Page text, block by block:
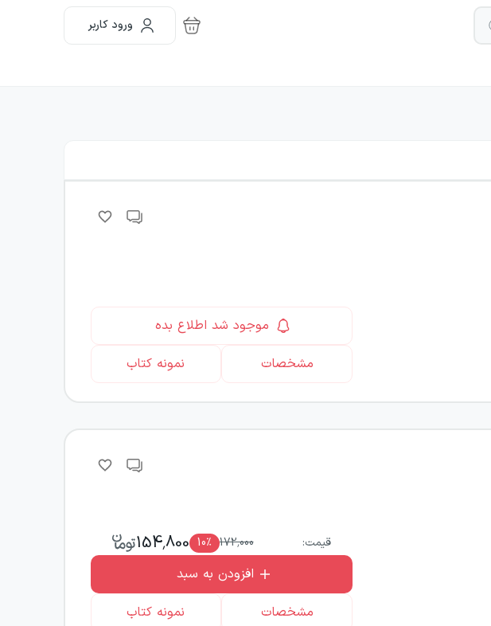
ورود کاربر
موجود شد اطلاع بده
مشخصات
نمونه کتاب
قیمت: 172,000
10٪ 154,800
افزودن به سبد
مشخصات
نمونه کتاب